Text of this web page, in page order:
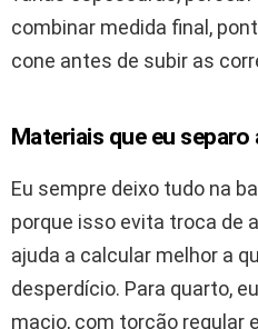
combinar medida final,
cone antes de subir as
Materiais que eu
Eu sempre deixo tudo na
porque isso evita troca de
ajuda a calcular melhor a
desperdício. Para quarto,
macio, com torção regular